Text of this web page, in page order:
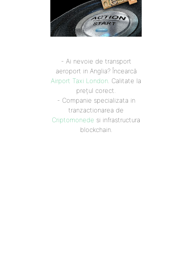
- Ai nevoie de transport
aeroport in Anglia? Încearcă
Airport Taxi London. Calitate la
prețul corect.
- Companie specializata in
tranzactionarea de
Criptomonede si infrastructura
blockchain.